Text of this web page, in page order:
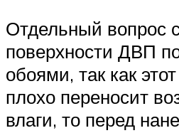
Отдельный вопрос
поверхности ДВП
обоями, так как
плохо переносит
влаги, то перед